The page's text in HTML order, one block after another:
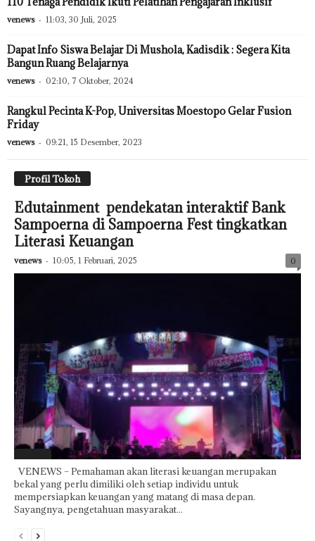
venews - 11:03, 30 Juli, 2025
Dapat Info Siswa Belajar Di Mushola, Kadisdik : Segera Kita
Bangun Ruang Belajarnya
venews - 02:10, 7 Oktober, 2024
Rangkul Pecinta K-Pop, Universitas Moestopo Gelar Fusion
Friday
venews - 09:21, 15 Desember, 2023
Profil Tokoh
Edutainment pendekatan interaktif Bank
Sampoerna di Sampoerna Fest tingkatkan
Literasi Keuangan
venews - 10:05, 1 Februari, 2025 0
VENEWS – Pemahaman akan literasi keuangan merupakan
bekal yang perlu dimiliki oleh setiap individu untuk
mempersiapkan keuangan yang matang di masa depan.
Sayangnya, pengetahuan masyarakat...